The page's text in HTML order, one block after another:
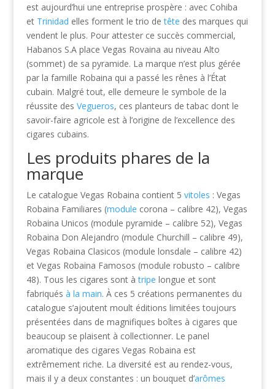
est aujourd’hui une entreprise prospère : avec Cohiba
et Trinidad elles forment le trio detête des marques qui
vendent le plus. Pour attester ce succès commercial,
Habanos S.A place Vegas Rovaina au niveau Alto
(sommet) de sa pyramide. La marque n’est plus gérée
par la famille Robaina qui a passé les rênes à l’État
cubain. Malgré tout, elle demeure le symbole de la
réussite des Vegueros, ces planteurs de tabac dont le
savoir-faire agricole est à l’origine de l’excellence des
cigares cubains.
Les produits phares de la
marque
Le catalogue Vegas Robaina contient 5 vitoles : Vegas
Robaina Familiares (module corona – calibre 42), Vegas
Robaina Unicos (module pyramide – calibre 52), Vegas
Robaina Don Alejandro (module Churchill – calibre 49),
Vegas Robaina Clasicos (module lonsdale – calibre 42)
et Vegas Robaina Famosos (module robusto – calibre
48). Tous les cigares sont àtripe longue et sont
fabriqués à la main. À ces 5 créations permanentes du
catalogue s’ajoutent moult éditions limitées toujours
présentées dans de magnifiques boîtes à cigares que
beaucoup se plaisent à collectionner. Le panel
aromatique des cigares Vegas Robaina est
extrêmement riche. La diversité est au rendez-vous,
mais il y a deux constantes : un bouquet d’arômes